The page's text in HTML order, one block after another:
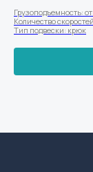
Грузоподъемность:
Количество
Тип подвески: крюк